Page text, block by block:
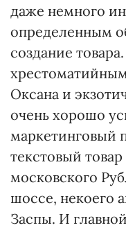
даже немного
определенным
создание
Оксана и
очень хорошо
маркетинговый
текстовый
московского
шоссе, некоего
Заспы. И